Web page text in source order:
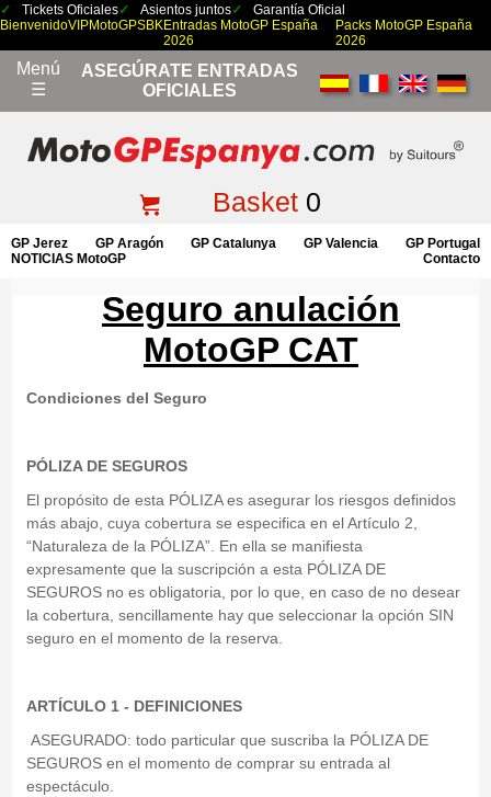
Tickets Oficiales Asientos juntos
Garantía Oficial
BienvenidoVIPMotoGPSBKEntradas MotoGP España
2026
Packs MotoGP España
2026
Menú
☰
ASEGÚRATE ENTRADAS
OFICIALES
Basket0
GP Jerez GP Aragón GP Catalunya GP Valencia
GP Portugal
NOTICIAS MotoGP
Contacto
Seguro anulación
MotoGP CAT
Condiciones del Seguro
PÓLIZA DE SEGUROS
El propósito de esta PÓLIZA es asegurar los riesgos definidos
más abajo, cuya cobertura se especifica en el Artículo 2,
“Naturaleza de la PÓLIZA”. En ella se manifiesta
expresamente que la suscripción a esta PÓLIZA DE
SEGUROS no es obligatoria, por lo que, en caso de no desear
la cobertura, sencillamente hay que seleccionar la opción SIN
seguro en el momento de la reserva.
ARTÍCULO 1 - DEFINICIONES
ASEGURADO: todo particular que suscriba la PÓLIZA DE
SEGUROS en el momento de comprar su entrada al
espectáculo.